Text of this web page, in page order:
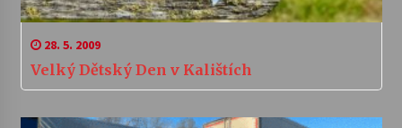
28. 5. 2009
Velký Dětský Den v Kalištích